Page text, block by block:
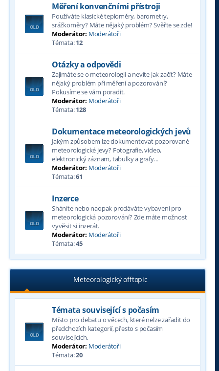
Měření konvenčními přístroji
Používáte klasické teploměry, barometry,
srážkoměry? Máte nějaký problém? Svěřte se zde!
Moderátor: Moderátoři
Témata:12
Otázky a odpovědi
Zajímáte se o meteorologii a nevíte jak začít? Máte
nějaký problém při měření a pozorování?
Pokusíme se vám poradit.
Moderátor: Moderátoři
Témata:128
Dokumentace meteorologických jevů
Jakým způsobem lze dokumentovat pozorované
meteorologické jevy? Fotografie, video,
elektronický záznam, tabulky a grafy...
Moderátor: Moderátoři
Témata:61
Inzerce
Sháníte nebo naopak prodáváte vybavení pro
meteorologická pozorování? Zde máte možnost
vyvěsit si inzerát.
Moderátor: Moderátoři
Témata:45
Meteorologický offtopic
Témata související s počasím
Místo pro debatu o věcech, které nelze zařadit do
předchozích kategorií, přesto s počasím
souvisejících.
Moderátor: Moderátoři
Témata:20